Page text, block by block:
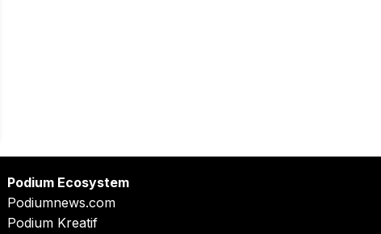
Podium Ecosystem
Podiumnews.com
Podium Kreatif